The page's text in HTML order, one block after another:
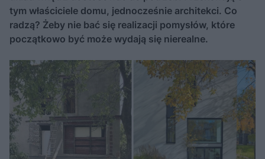
tym właściciele domu, jednocześnie architekci. Co
radzą? Żeby nie bać się realizacji pomysłów, które
początkowo być może wydają się nierealne.